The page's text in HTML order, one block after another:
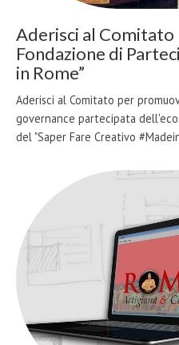
Aderisci al
Fondazione di
in Rome”
Aderisci al Comitato per
governance partecipata
del "Saper Fare Creativo